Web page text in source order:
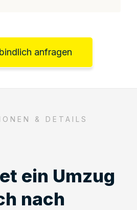
anfragen
& DETAILS
ein Umzug
nach